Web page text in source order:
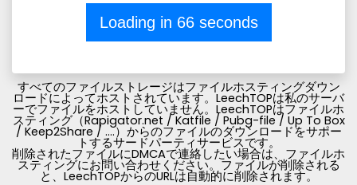
Loading in 66seconds
すべてのファイルストレージはファイルホスティングダウン
ロードによってホストされています。LeechTOPは私のサーバ
ーでファイルをホストしていません。LeechTOPはファイルホ
スティング（Rapigator.net / Katfile / Pubg-file / Up To Box
/ Keep2Share / ....）からのファイルのダウンロードをサポー
トするサードパーティサービスです。
削除されたファイルにDMCAで連絡したい場合は、ファイルホ
スティングにお問い合わせください。ファイルが削除される
と、LeechTOPからのURLは自動的に削除されます。